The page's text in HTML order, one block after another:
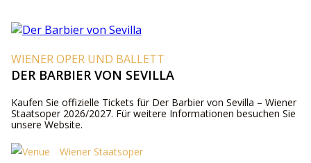
WIENER OPER UND BALLETT
DER BARBIER VON SEVILLA
Kaufen Sie offizielle Tickets für Der Barbier von Sevilla – Wiener
Staatsoper 2026/2027. Für weitere Informationen besuchen Sie
unsere Website.
Wiener Staatsoper